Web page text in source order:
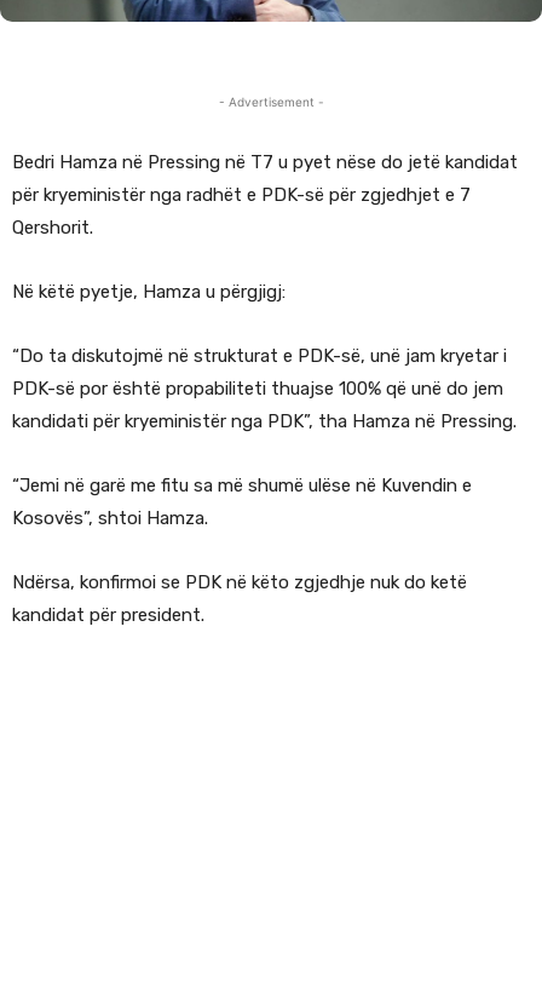
- Advertisement -
Bedri Hamza në Pressing në T7 u pyet nëse do jetë kandidat
për kryeministër nga radhët e PDK-së për zgjedhjet e 7
Qershorit.
Në këtë pyetje, Hamza u përgjigj:
“Do ta diskutojmë në strukturat e PDK-së, unë jam kryetar i
PDK-së por është propabiliteti thuajse 100% që unë do jem
kandidati për kryeministër nga PDK”, tha Hamza në Pressing.
“Jemi në garë me fitu sa më shumë ulëse në Kuvendin e
Kosovës”, shtoi Hamza.
Ndërsa, konfirmoi se PDK në këto zgjedhje nuk do ketë
kandidat për president.